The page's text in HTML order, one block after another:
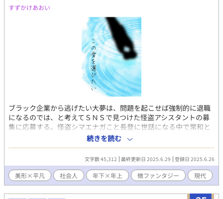
すずかけあおい
ブラック企業から逃げたい大夢は、問題を起こせば強制的に退職
になるのでは、と考えてＳＮＳで見つけた怪盗アシスタントの募
集に応募する。怪盗シマエナガこと長登に世話になる中で常和と
出会い、話を聞くうちに懐かれる。 〔攻め〕日賀野 常和（ひがの
ときわ）25歳 〔受け〕渡利 大夢（わたり ひろむ）27歳
続きを読む
文字数 45,312 最終更新日 2025.6.29 登録日 2025.6.26
美形×平凡 社会人 年下×年上 微ファンタジー 現代